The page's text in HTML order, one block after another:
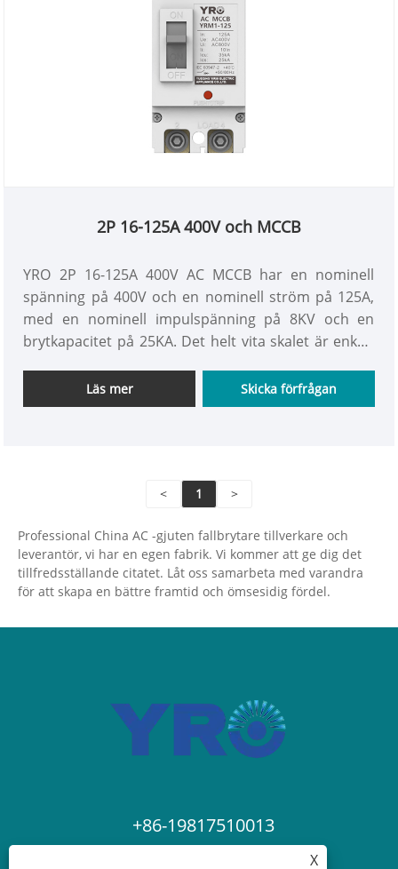
2P 16-125A 400V och MCCB
YRO 2P 16-125A 400V AC MCCB har en nominell
spänning på 400V och en nominell ström på 125A,
med en nominell impulspänning på 8KV och en
brytkapacitet på 25KA. Det helt vita skalet är enkelt
kortslutningsskydd för AC -kretsar och säkerställer
effektivt den stabila driften av kraftsystemet.
Läs mer Skicka förfrågan
< 1 >
Professional China AC -gjuten fallbrytare tillverkare och
leverantör, vi har en egen fabrik. Vi kommer att ge dig det
tillfredsställande citatet. Låt oss samarbeta med varandra
för att skapa en bättre framtid och ömsesidig fördel.
+86-19817510013
X